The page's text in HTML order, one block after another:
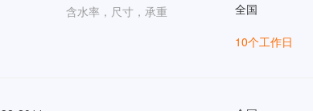
含水率，尺寸，承重 全国
10个工作日